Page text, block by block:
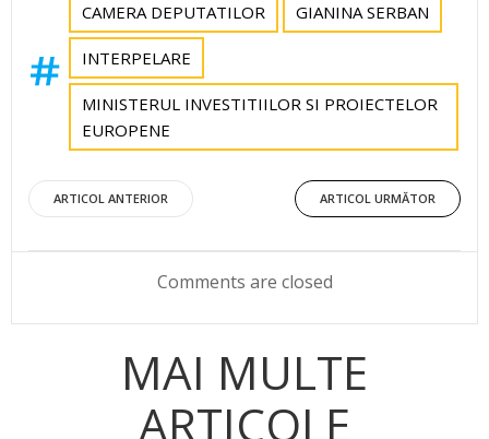
CAMERA DEPUTATILOR GIANINA SERBAN
INTERPELARE
MINISTERUL INVESTITIILOR SI PROIECTELOR
EUROPENE
Post
navigation
ARTICOL ANTERIOR
Post
navigation
ARTICOL URMĂTOR
Comments are closed
MAI MULTE
ARTICOLE